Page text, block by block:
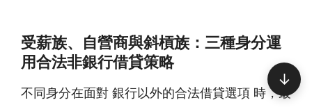
受薪族、自營商與斜槓族：三種身分運
用合法非銀行借貸策略
不同身分在面對 銀行以外的合法借貸選項 時，最
↓